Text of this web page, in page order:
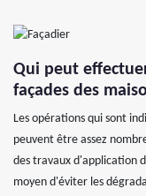
Qui peut
façades des
Les opérations qui sont
peuvent être assez
des travaux d'application
moyen d'éviter les